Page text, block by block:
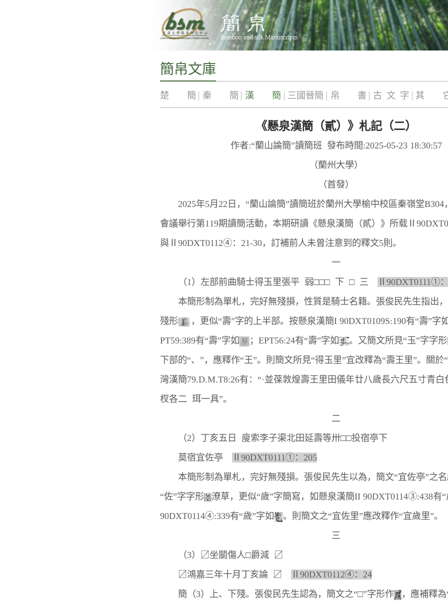
簡帛文庫
楚 簡 秦 簡 漢 簡 三國晉簡 帛 書 古 文 字 其
《懸泉漢簡（貳）》札記（二）
作者:“蘭山論簡”讀簡班 發布時間:2025-05-23 18:30:57
（蘭州大學）
（首發）
2025年5月22日，“蘭山論簡”讀簡班於蘭州大學榆中校區秦嶺堂B304
會議舉行第119期讀簡活動，本期研讀《懸泉漢簡（貳）》所载
與Ⅱ90DXT0112④：21-30，訂補前人未曾注意到的釋文5則。
一
（1）左部前曲騎士得玉里張平 弱□□□ 下 □ 三
Ⅱ90DXT0111①
本簡形制為單札，完好無殘損，性質是騎士名籍。張俊民先生指出，
殘形
，更似“壽”字的上半部。按懸泉漢簡I 90DXT0109S:190有“壽”字
PT59:389有“壽”字如
；EPT56:24有“壽”字如
。又簡文所見“玉”字字形
下部的“、”，應釋作“王”。則簡文所見“得玉里”宜改釋為“壽王里”。關於
灣漢簡79.D.M.T8:26有：“·並葆敦煌壽王里田儀年廿八歲長六尺五寸青
杈各二 珥一具”。
二
（2）丁亥五日 廋索李子渠北田延壽等卅□□投宿亭下
莫宿宜佐亭
Ⅱ90DXT0111①：205
本簡形制為單札，完好無殘損。張俊民先生以為，簡文“宜佐亭”之名
“佐”字字形
潦草，更似“歲”字簡寫，如懸泉漢簡II 90DXT0114③:438有“
90DXT0114④:339有“歲”字如
。則簡文之“宜佐里”應改釋作“宜歲里”。
三
（3）〼坐鬭傷人□爵減 〼
〼鴻嘉三年十月丁亥論 〼
Ⅱ90DXT0112④：24
簡（3）上、下殘。張俊民先生認為，簡文之“□”字形作
，應補釋